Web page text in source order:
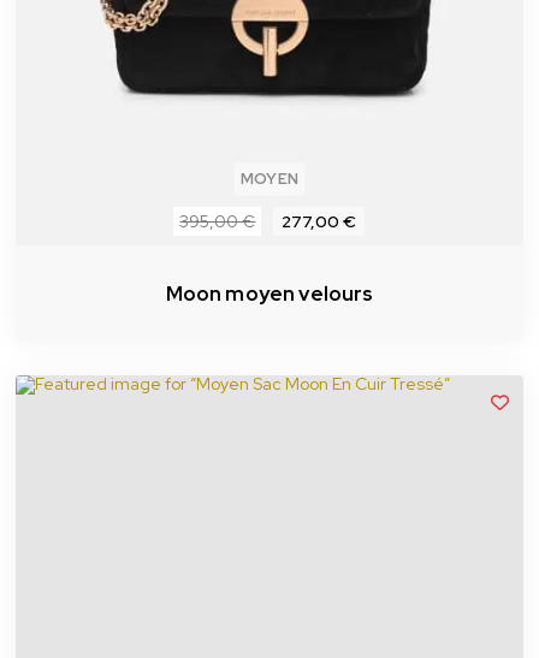
MOYEN
395,00 € 277,00 €
Moon moyen velours